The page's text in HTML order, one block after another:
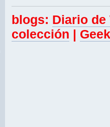
blogs: Diario
colección